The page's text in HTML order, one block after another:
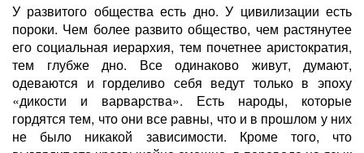
У развитого общества есть дно. У цивилизации есть
пороки. Чем более развито общество, чем растянутее
его социальная иерархия, тем почетнее аристократия,
тем глубже дно. Все одинаково живут, думают,
одеваются и горделиво себя ведут только в эпоху
«дикости и варварства». Есть народы, которые
гордятся тем, что они все равны, что и в прошлом у них
не было никакой зависимости. Кроме того, что